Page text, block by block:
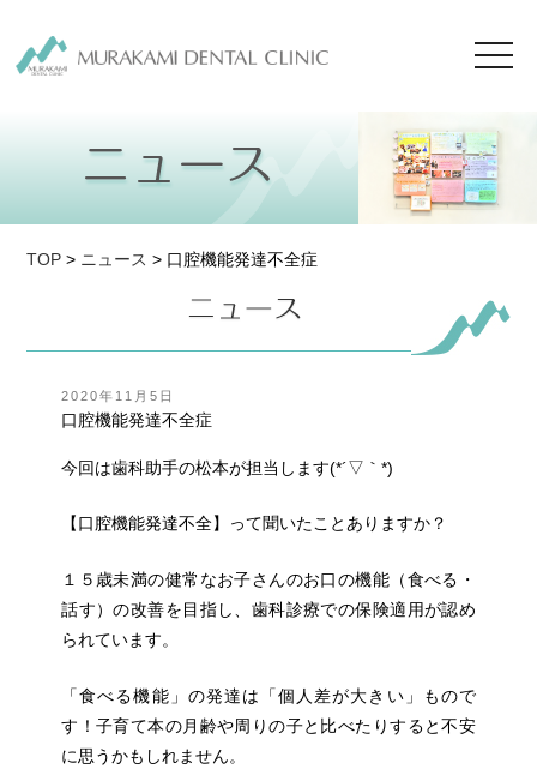
TOP > ニュース > 口腔機能発達不全症
投
稿
日:
2020年11月5日
口腔機能発達不全症
今回は歯科助手の松本が担当します(*´▽｀*)
【口腔機能発達不全】って聞いたことありますか？
１５歳未満の健常なお子さんのお口の機能（食べる・
話す）の改善を目指し、歯科診療での保険適用が認め
られています。
「食べる機能」の発達は「個人差が大きい」もので
す！子育て本の月齢や周りの子と比べたりすると不安
に思うかもしれません。